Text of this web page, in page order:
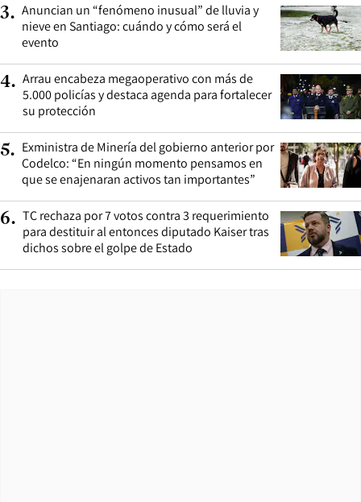
3. Anuncian un “fenómeno inusual” de lluvia y
nieve en Santiago: cuándo y cómo será el
evento
4. Arrau encabeza megaoperativo con más de
5.000 policías y destaca agenda para fortalecer
su protección
5. Exministra de Minería del gobierno anterior por
Codelco: “En ningún momento pensamos en
que se enajenaran activos tan importantes”
6. TC rechaza por 7 votos contra 3 requerimiento
para destituir al entonces diputado Kaiser tras
dichos sobre el golpe de Estado